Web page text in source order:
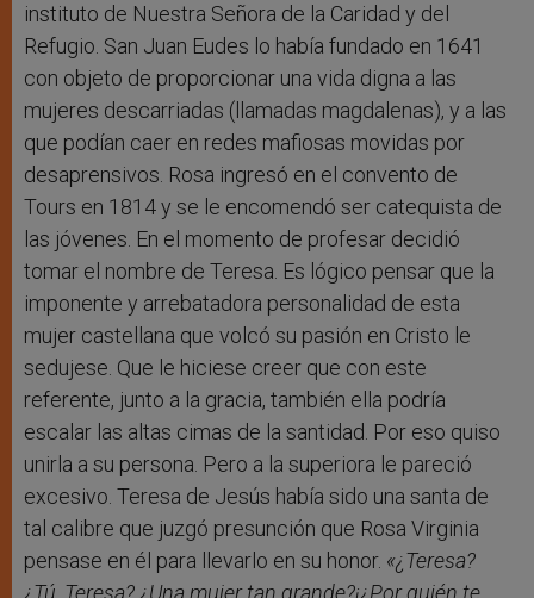
instituto de Nuestra Señora de la Caridad y del
Refugio. San Juan Eudes lo había fundado en 1641
con objeto de proporcionar una vida digna a las
mujeres descarriadas (llamadas magdalenas), y a las
que podían caer en redes mafiosas movidas por
desaprensivos. Rosa ingresó en el convento de
Tours en 1814 y se le encomendó ser catequista de
las jóvenes. En el momento de profesar decidió
tomar el nombre de Teresa. Es lógico pensar que la
imponente y arrebatadora personalidad de esta
mujer castellana que volcó su pasión en Cristo le
sedujese. Que le hiciese creer que con este
referente, junto a la gracia, también ella podría
escalar las altas cimas de la santidad. Por eso quiso
unirla a su persona. Pero a la superiora le pareció
excesivo. Teresa de Jesús había sido una santa de
tal calibre que juzgó presunción que Rosa Virginia
pensase en él para llevarlo en su honor. «¿Teresa?
¿Tú, Teresa? ¿Una mujer tan grande?¡¿Por quién te